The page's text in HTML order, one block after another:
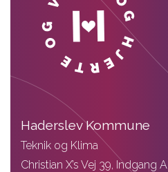
Haderslev Kommune
Teknik og Klima
Christian X’s Vej 39, Indgang A